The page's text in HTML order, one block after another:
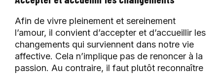
Afin de vivre pleinement et sereinement
l’amour, il convient d’accepter et d’accueillir les
changements qui surviennent dans notre vie
affective. Cela n’implique pas de renoncer à la
passion. Au contraire, il faut plutôt reconnaître